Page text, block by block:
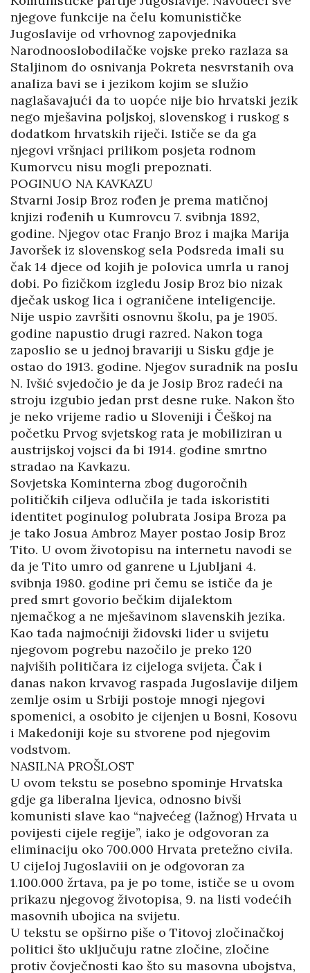
njegove funkcije na čelu komunističke
Jugoslavije od vrhovnog zapovjednika
Narodnooslobodilačke vojske preko razlaza sa
Staljinom do osnivanja Pokreta nesvrstanih ova
analiza bavi se i jezikom kojim se služio
naglašavajući da to uopće nije bio hrvatski jezik
nego mješavina poljskoj, slovenskog i ruskog s
dodatkom hrvatskih riječi. Ističe se da ga
njegovi vršnjaci prilikom posjeta rodnom
Kumorvcu nisu mogli prepoznati.
POGINUO NA KAVKAZU
Stvarni Josip Broz rođen je prema matičnoj
knjizi rođenih u Kumrovcu 7. svibnja 1892,
godine. Njegov otac Franjo Broz i majka Marija
Javoršek iz slovenskog sela Podsreda imali su
čak 14 djece od kojih je polovica umrla u ranoj
dobi. Po fizičkom izgledu Josip Broz bio nizak
dječak uskog lica i ograničene inteligencije.
Nije uspio završiti osnovnu školu, pa je 1905.
godine napustio drugi razred. Nakon toga
zaposlio se u jednoj bravariji u Sisku gdje je
ostao do 1913. godine. Njegov suradnik na poslu
N. Ivšić svjedočio je da je Josip Broz radeći na
stroju izgubio jedan prst desne ruke. Nakon što
je neko vrijeme radio u Sloveniji i Češkoj na
početku Prvog svjetskog rata je mobiliziran u
austrijskoj vojsci da bi 1914. godine smrtno
stradao na Kavkazu.
Sovjetska Kominterna zbog dugoročnih
političkih ciljeva odlučila je tada iskoristiti
identitet poginulog polubrata Josipa Broza pa
je tako Josua Ambroz Mayer postao Josip Broz
Tito. U ovom životopisu na internetu navodi se
da je Tito umro od ganrene u Ljubljani 4.
svibnja 1980. godine pri čemu se ističe da je
pred smrt govorio bečkim dijalektom
njemačkog a ne mješavinom slavenskih jezika.
Kao tada najmoćniji židovski lider u svijetu
njegovom pogrebu nazočilo je preko 120
najviših političara iz cijeloga svijeta. Čak i
danas nakon krvavog raspada Jugoslavije diljem
zemlje osim u Srbiji postoje mnogi njegovi
spomenici, a osobito je cijenjen u Bosni, Kosovu
i Makedoniji koje su stvorene pod njegovim
vodstvom.
NASILNA PROŠLOST
U ovom tekstu se posebno spominje Hrvatska
gdje ga liberalna ljevica, odnosno bivši
komunisti slave kao “najvećeg (lažnog) Hrvata u
povijesti cijele regije”, iako je odgovoran za
eliminaciju oko 700.000 Hrvata pretežno civila.
U cijeloj Jugoslaviii on je odgovoran za
1.100.000 žrtava, pa je po tome, ističe se u ovom
prikazu njegovog životopisa, 9. na listi vodećih
masovnih ubojica na svijetu.
U tekstu se opširno piše o Titovoj zločinačkoj
politici što uključuju ratne zločine, zločine
protiv čovječnosti kao što su masovna ubojstva,